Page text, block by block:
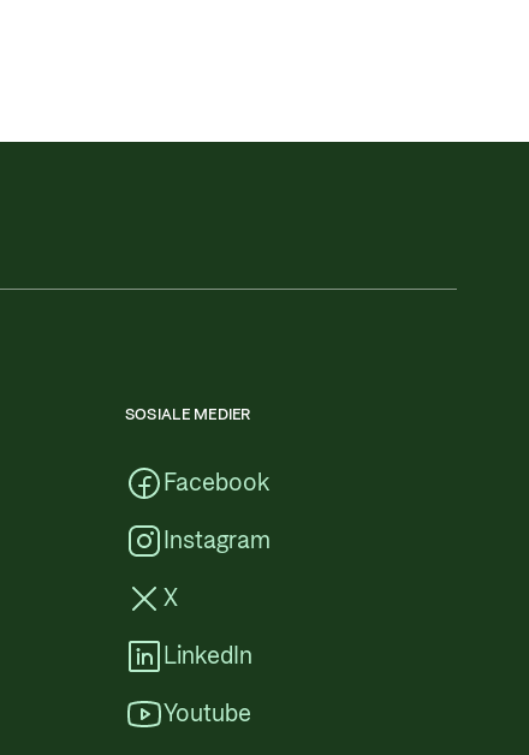
SOSIALE MEDIER
Facebook
Instagram
X
LinkedIn
Youtube